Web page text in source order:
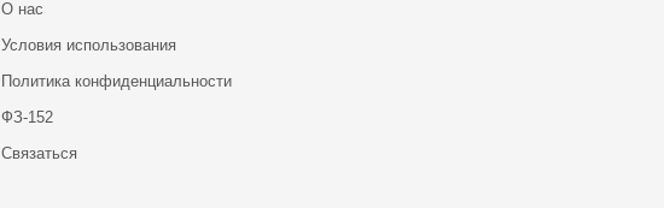
О нас
Условия использования
Политика конфиденциальности
ФЗ-152
Связаться